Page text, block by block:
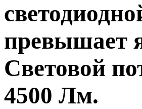
превышает
Световой
4500 Лм.